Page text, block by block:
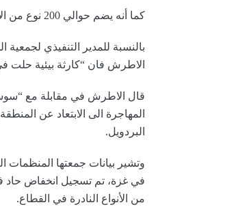
كما أنه يضم حوالي 200 نوع من الأسماك المتوطنة والغازية، حسب مركز الإحصاء الفلسطيني.
بالنسبة للمدير التنفيذي
الاطرش فان “كارثة بيئية
قال الاطرش في مقابلة مع
المهاجرة الى الابتعاد عن
البردويل.
وتشير بيانات جمعتها المنظمات
في غزة، تم تسجيل انخفاض حاد
من الأنواع النادرة في القطاع.